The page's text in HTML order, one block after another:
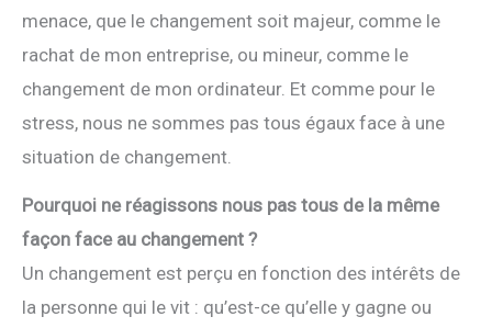
menace, que le changement soit majeur, comme le
rachat de mon entreprise, ou mineur, comme le
changement de mon ordinateur. Et comme pour le
stress, nous ne sommes pas tous égaux face à une
situation de changement.
Pourquoi ne réagissons nous pas tous de la même
façon face au changement ?
Un changement est perçu en fonction des intérêts de
la personne qui le vit : qu’est-ce qu’elle y gagne ou